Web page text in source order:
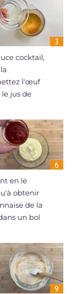
cocktail,
l'œuf
le jus de
en le
obtenir
de la
un bol